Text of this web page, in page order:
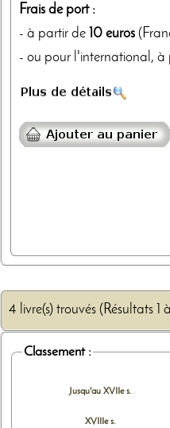
Frais de port :
- à partir de 10 euros
- ou pour l'international, à
4 livre(s) trouvés (Résultats 1
Classement :
Jusqu'au XVIIe s.
XVIIIe s.